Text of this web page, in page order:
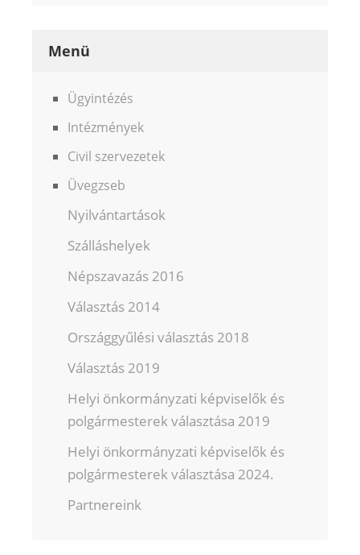
Menü
Ügyintézés
Intézmények
Civil szervezetek
Üvegzseb
Nyilvántartások
Szálláshelyek
Népszavazás 2016
Választás 2014
Országgyűlési választás 2018
Választás 2019
Helyi önkormányzati képviselők és
polgármesterek választása 2019
Helyi önkormányzati képviselők és
polgármesterek választása 2024.
Partnereink